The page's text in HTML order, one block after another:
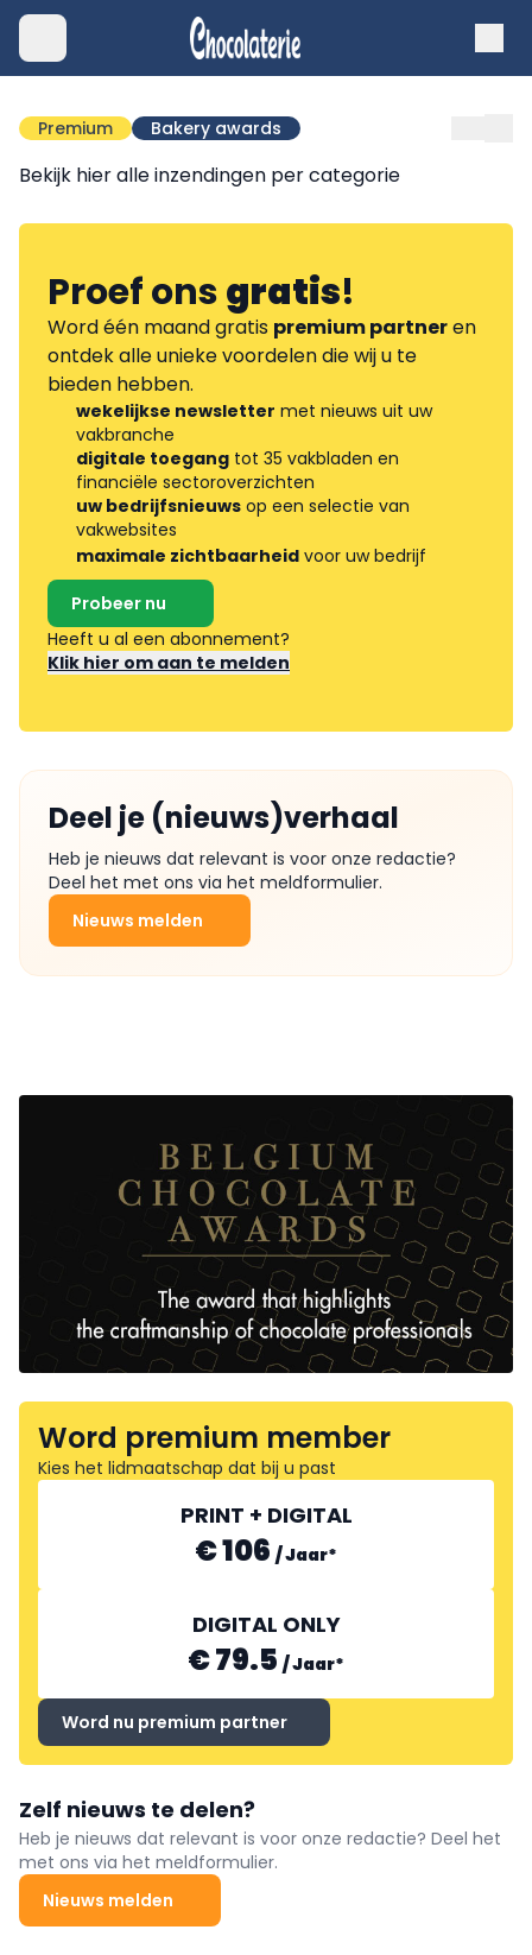
Premium Bakery awards
Bekijk hier alle inzendingen per categorie
Proef onsgratis!
Word één maand gratis premium partneren
ontdek alle unieke voordelen die wij u te
bieden hebben.
wekelijkse newsletter met nieuws uit uw
vakbranche
digitale toegang tot 35 vakbladen en
financiële sectoroverzichten
uw bedrijfsnieuws op een selectie van
vakwebsites
maximale zichtbaarheid voor uw bedrijf
Probeer nu
Heeft u al een abonnement?
Klik hier om aan te melden
Deel je (nieuws)verhaal
Heb je nieuws dat relevant is voor onze redactie?
Deel het met ons via het meldformulier.
Nieuws melden
Word premium member
Kies het lidmaatschap dat bij u past
PRINT + DIGITAL
€ 106 /Jaar*
DIGITAL ONLY
€ 79.5 /Jaar*
Word nu premium partner
Zelf nieuws te delen?
Heb je nieuws dat relevant is voor onze redactie? Deel het
met ons via het meldformulier.
Nieuws melden